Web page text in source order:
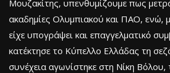
Μουζακίτης, υπενθυμίζουμε πως
ακαδημίες Ολυμπιακού και ΠΑΟ, ενώ,
είχε υπογράψει και επαγγελματικό
κατέκτησε το Κύπελλο Ελλάδας τη
συνέχεια αγωνίστηκε στη Νίκη